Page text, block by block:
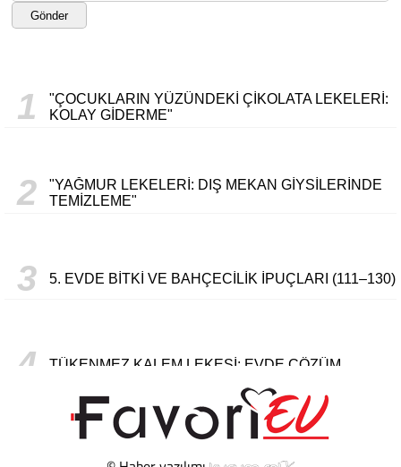
Gönder
1
"ÇOCUKLARIN YÜZÜNDEKI ÇIKOLATA LEKELERI:
KOLAY GIDERME"
2
"YAĞMUR LEKELERI: DIŞ MEKAN GIYSILERINDE
TEMIZLEME"
3 5. EVDE BITKI VE BAHÇECILIK İPUÇLARI (111–130)
4 TÜKENMEZ KALEM LEKESI: EVDE ÇÖZÜM
ESKI KITAPLARI SANAT ESERLERINE
DÖNÜŞTÜRMENIN YOLLARI